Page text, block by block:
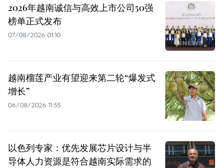
2026年越南诚信与高效上市公司50强
榜单正式发布
07/08/2026 01:10
越南榴莲产业有望迎来第二轮“爆发式
增长”
06/08/2026 11:55
以色列专家：优先发展芯片设计与半
导体人力资源是符合越南实际需求的